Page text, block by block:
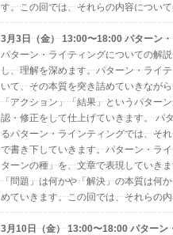
す。この回では、それらの内容につい
3月3日（金） 13:00〜18:00 パターン
パターン・ライティングについての解
し、理解を深めます。パターン・ライ
いて、その本質を突き詰めていきなが
「アクション」「結果」というパター
認・修正をして仕上げていきます。 パ
るパターン・ラインティングでは、そ
で書き下していきます。パターン・ラ
ターンの種」を、文章で表現していき
「問題」は何かや「解決」の本質は何
めていきます。この回では、それらの
3月10日（金） 13:00〜18:00 パターン